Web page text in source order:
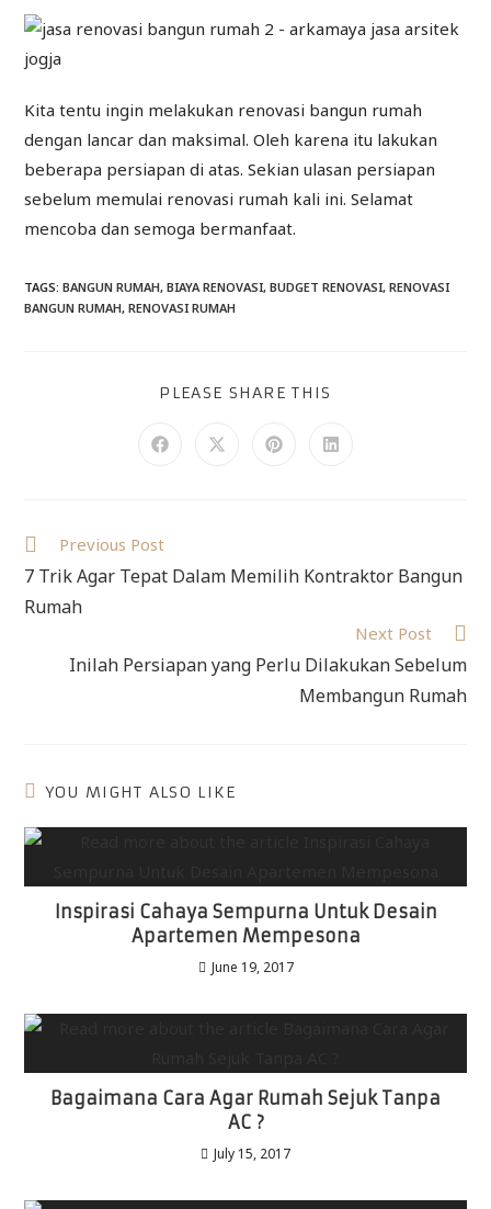
Kita tentu ingin melakukan renovasi bangun rumah
dengan lancar dan maksimal. Oleh karena itu lakukan
beberapa persiapan di atas. Sekian ulasan persiapan
sebelum memulai renovasi rumah kali ini. Selamat
mencoba dan semoga bermanfaat.
TAGS:BANGUN RUMAH, BIAYA RENOVASI, BUDGET RENOVASI, RENOVASI
BANGUN RUMAH, RENOVASI RUMAH
PLEASE SHARE THIS
Previous Post
7 Trik Agar Tepat Dalam Memilih Kontraktor Bangun
Rumah
Next Post
Inilah Persiapan yang Perlu Dilakukan Sebelum
Membangun Rumah
YOU MIGHT ALSO LIKE
Inspirasi Cahaya Sempurna Untuk Desain
Apartemen Mempesona
June 19, 2017
Bagaimana Cara Agar Rumah Sejuk Tanpa
AC ?
July 15, 2017